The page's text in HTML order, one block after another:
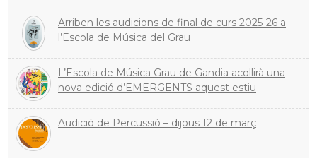
Arriben les audicions de final de curs 2025-26 a
l’Escola de Música del Grau
L’Escola de Música Grau de Gandia acollirà una
nova edició d’EMERGENTS aquest estiu
Audició de Percussió – dijous 12 de març